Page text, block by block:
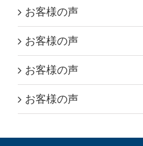
お客様の声
お客様の声
お客様の声
お客様の声